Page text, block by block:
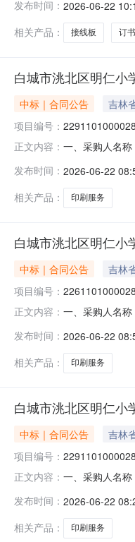
15.00152252
发布时间： 2026-06-22
相关产品：
接线板 订
白城市洮北区明仁小
中标｜合同公告 吉林
项目编号：
正文内容： 一、采购人名
200.0081600服
真：
发布时间： 2026-06-22
相关产品：
印刷服务
白城市洮北区明仁小
中标｜合同公告 吉林
项目编号：
正文内容： 一、采购人名
事项：详见附
发布时间： 2026-06-22
相关产品：
印刷服务
白城市洮北区明仁小
中标｜合同公告 吉林
项目编号：
正文内容： 一、采购人名
标的基本概况
2
发布时间： 2026-06-22
相关产品：
印刷服务